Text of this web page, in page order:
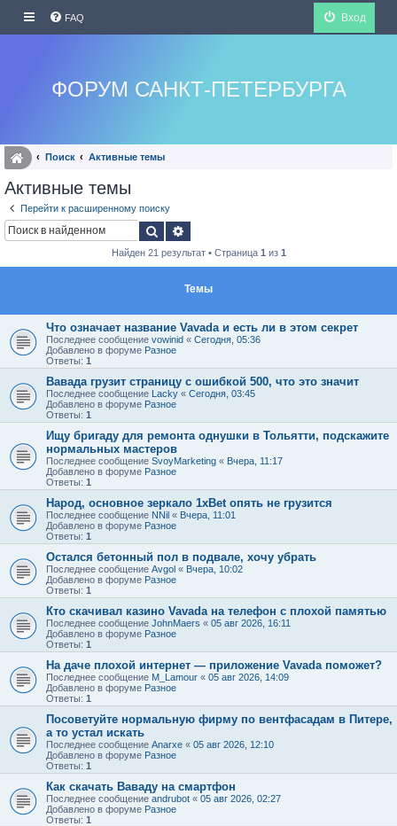
FAQ Вход
ФОРУМ САНКТ-ПЕТЕРБУРГА
Поиск Активные темы
Активные темы
Перейти к расширенному поиску
Поиск
Найден 21 результат • Страница 1 из 1
Темы
Что означает название Vavada и есть ли в этом секрет
Последнее сообщение vowinid « Сегодня, 05:36
Добавлено в форуме Разное
Ответы: 1
Вавада грузит страницу с ошибкой 500, что это значит
Последнее сообщение Lacky « Сегодня, 03:45
Добавлено в форуме Разное
Ответы: 1
Ищу бригаду для ремонта однушки в Тольятти, подскажите
нормальных мастеров
Последнее сообщение SvoyMarketing « Вчера, 11:17
Добавлено в форуме Разное
Ответы: 1
Народ, основное зеркало 1xBet опять не грузится
Последнее сообщение NNil « Вчера, 11:01
Добавлено в форуме Разное
Ответы: 1
Остался бетонный пол в подвале, хочу убрать
Последнее сообщение Avgol « Вчера, 10:02
Добавлено в форуме Разное
Ответы: 1
Кто скачивал казино Vavada на телефон с плохой памятью
Последнее сообщение JohnMaers « 05 авг 2026, 16:11
Добавлено в форуме Разное
Ответы: 1
На даче плохой интернет — приложение Vavada поможет?
Последнее сообщение M_Lamour « 05 авг 2026, 14:09
Добавлено в форуме Разное
Ответы: 1
Посоветуйте нормальную фирму по вентфасадам в Питере,
а то устал искать
Последнее сообщение Anarxe « 05 авг 2026, 12:10
Добавлено в форуме Разное
Ответы: 1
Как скачать Ваваду на смартфон
Последнее сообщение andrubot « 05 авг 2026, 02:27
Добавлено в форуме Разное
Ответы: 1